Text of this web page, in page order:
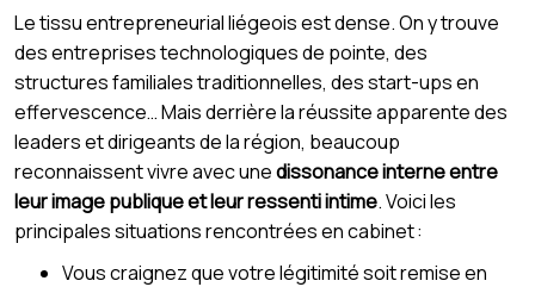
Le tissu entrepreneurial liégeois est dense. On y trouve
des entreprises technologiques de pointe, des
structures familiales traditionnelles, des start-ups en
effervescence… Mais derrière la réussite apparente des
leaders et dirigeants de la région, beaucoup
reconnaissent vivre avec unedissonance interne entre
leur image publique et leur ressenti intime. Voici les
principales situations rencontrées en cabinet :
Vous craignez que votre légitimité soit remise en